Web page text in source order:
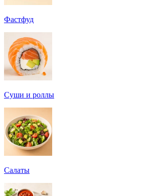
Фастфуд
Суши и роллы
Салаты